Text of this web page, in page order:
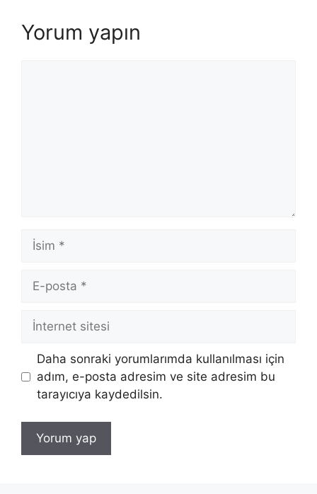
Yorum yapın
İsim
posta
İnternet
Daha sonraki yorumlarımda kullanılması için
adım, e-posta adresim ve site adresim bu
tarayıcıya kaydedilsin.